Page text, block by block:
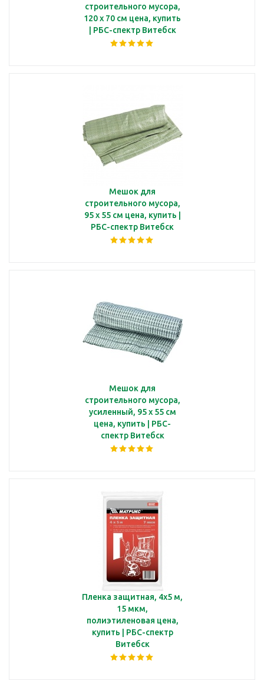
строительного мусора,
120 х 70 см цена, купить
| РБС-спектр Витебск
Мешок для
строительного мусора,
95 х 55 см цена, купить |
РБС-спектр Витебск
Мешок для
строительного мусора,
усиленный, 95 х 55 см
цена, купить | РБС-
спектр Витебск
Пленка защитная, 4х5 м,
15 мкм,
полиэтиленовая цена,
купить | РБС-спектр
Витебск